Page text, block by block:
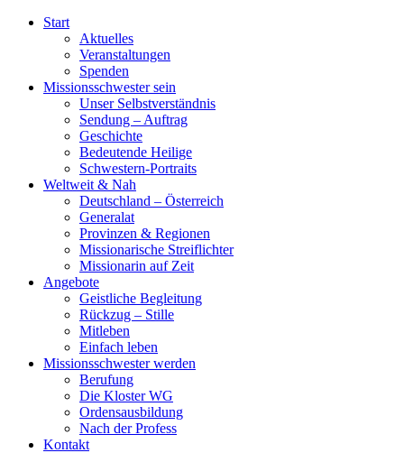
Start
Aktuelles
Veranstaltungen
Spenden
Missionsschwester sein
Unser Selbstverständnis
Sendung – Auftrag
Geschichte
Bedeutende Heilige
Schwestern-Portraits
Weltweit & Nah
Deutschland – Österreich
Generalat
Provinzen & Regionen
Missionarische Streiflichter
Missionarin auf Zeit
Angebote
Geistliche Begleitung
Rückzug – Stille
Mitleben
Einfach leben
Missionsschwester werden
Berufung
Die Kloster WG
Ordensausbildung
Nach der Profess
Kontakt